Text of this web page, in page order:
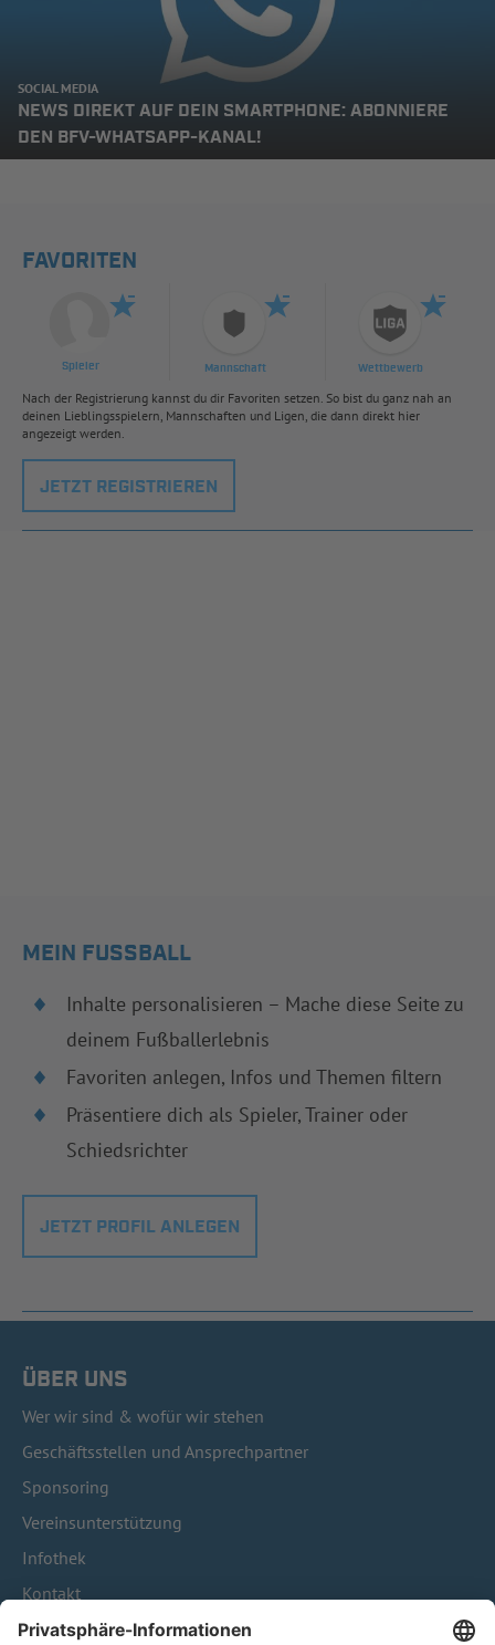
SOCIAL MEDIA
NEWS DIREKT AUF DEIN SMARTPHONE: ABONNIERE
DEN BFV-WHATSAPP-KANAL!
FAVORITEN
Spieler Mannschaft Wettbewerb
Nach der Registrierung kannst du dir Favoriten setzen. So bist du ganz nah an
deinen Lieblingsspielern, Mannschaften und Ligen, die dann direkt hier
angezeigt werden.
JETZT REGISTRIEREN
MEIN FUSSBALL
Inhalte personalisieren – Mache diese Seite zu
deinem Fußballerlebnis
Favoriten anlegen, Infos und Themen filtern
Präsentiere dich als Spieler, Trainer oder
Schiedsrichter
JETZT PROFIL ANLEGEN
ÜBER UNS
Wer wir sind & wofür wir stehen
Geschäftsstellen und Ansprechpartner
Sponsoring
Vereinsunterstützung
Infothek
Kontakt